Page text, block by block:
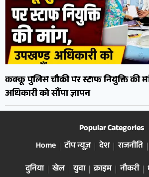
कक्कू पुलिस चौकी पर स्टाफ नियुक्ति की
अधिकारी को सौंपा ज्ञापन
Popular Categories
Home
टॉप न्यूज़ देश राजनीति
दुनिया
खेल युवा क्राइम नौकरी